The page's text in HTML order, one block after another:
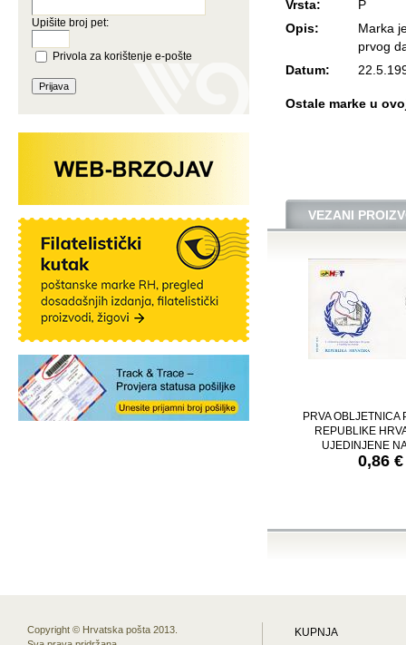
Upišite broj pet:
Privola za korištenje e-pošte
Vrsta:
P
Opis:
Marka
prvog
Datum:
Ostale marke u
VEZANI
PRVA OBLJETNICA
REPUBLIKE
UJEDINJENE
0,86 €
Copyright © Hrvatska pošta 2013.
KUPNJA